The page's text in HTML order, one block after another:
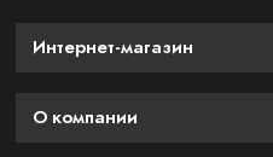
Интернет-магазин
О компании